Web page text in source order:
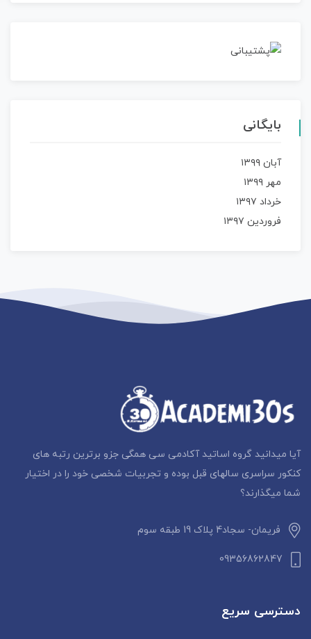
بایگانی
آبان ۱۳۹۹
مهر ۱۳۹۹
خرداد ۱۳۹۷
فروردین ۱۳۹۷
آیا میدانید گروه اساتید آکادمی سی همگی جزو برترین رتبه های
کنکور سراسری سالهای قبل بوده و تجربیات شخصی خود را در اختیار
شما میگذارند؟
فریمان- سجاد4 پلاک 19 طبقه سوم
09356862847
دسترسی سریع